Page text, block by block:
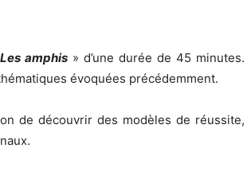
Les amphis » d’une durée de 45 minutes.
évoquées précédemment.
de découvrir des modèles de réussite,